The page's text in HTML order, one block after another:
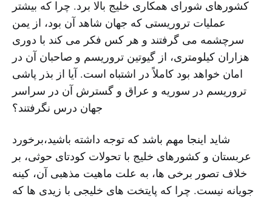
کشورهای شورای همکاری خلیج بالا برد. چرا که بیشتر
عملیات تروریستی که جهان شاهد آن بود، از یمن
سرچشمه می گرفتند و هر کس فکر می کند با دوری
هزاران کیلومتری، از گیوتین تروریسم و صاحبان آن در
امان خواهد بود کاملاً در اشتباه است. آیا از بذر پاشی
تروریسم در سوریه و عراق و گسترش آن در سراسر
جهان درس نگرفتند؟
شاید اینجا مهم باشد که توجه داشته باشید،برخورد
عربستان و کشورهای خلیج با تحولات کودتای حوثی، بر
خلاف تصور برخی ها، به علت ماهیت مذهبی آن، کینه
جویانه نیست. چرا که پایتخت های خلیجی با زیدی ها که